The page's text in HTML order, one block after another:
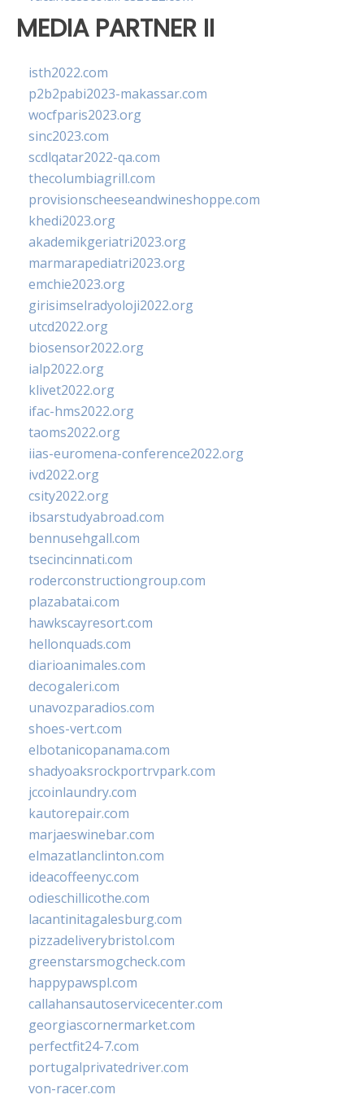
MEDIA PARTNER II
isth2022.com
p2b2pabi2023-makassar.com
wocfparis2023.org
sinc2023.com
scdlqatar2022-qa.com
thecolumbiagrill.com
provisionscheeseandwineshoppe.com
khedi2023.org
akademikgeriatri2023.org
marmarapediatri2023.org
emchie2023.org
girisimselradyoloji2022.org
utcd2022.org
biosensor2022.org
ialp2022.org
klivet2022.org
ifac-hms2022.org
taoms2022.org
iias-euromena-conference2022.org
ivd2022.org
csity2022.org
ibsarstudyabroad.com
bennusehgall.com
tsecincinnati.com
roderconstructiongroup.com
plazabatai.com
hawkscayresort.com
hellonquads.com
diarioanimales.com
decogaleri.com
unavozparadios.com
shoes-vert.com
elbotanicopanama.com
shadyoaksrockportrvpark.com
jccoinlaundry.com
kautorepair.com
marjaeswinebar.com
elmazatlanclinton.com
ideacoffeenyc.com
odieschillicothe.com
lacantinitagalesburg.com
pizzadeliverybristol.com
greenstarsmogcheck.com
happypawspl.com
callahansautoservicecenter.com
georgiascornermarket.com
perfectfit24-7.com
portugalprivatedriver.com
von-racer.com